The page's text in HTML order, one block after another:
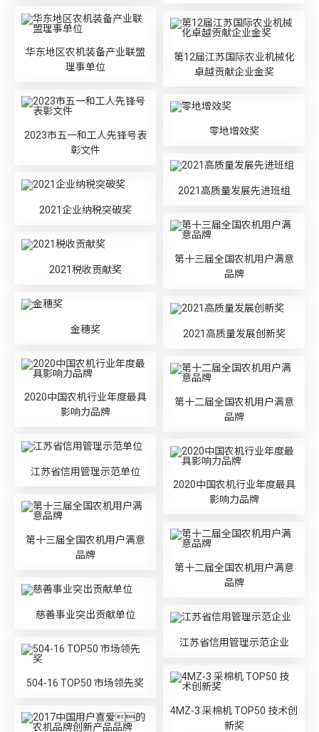
第12届江苏国际农业机械化
卓越贡献企业金奖
华东地区农机装备产业联盟
理事单位
零地增效奖
2023市五一和工人先锋号表
彰文件
2021高质量发展先进班组
2021企业纳税突破奖
第十三届全国农机用户满意
品牌
2021税收贡献奖
2021高质量发展创新奖
金穗奖
第十二届全国农机用户满意
品牌
2020中国农机行业年度最具
影响力品牌
2020中国农机行业年度最具
影响力品牌
江苏省信用管理示范单位
第十二届全国农机用户满意
品牌
第十三届全国农机用户满意
品牌
江苏省信用管理示范企业
慈善事业突出贡献单位
4MZ-3 采棉机 TOP50 技术创
新奖
504-16 TOP50 市场领先奖